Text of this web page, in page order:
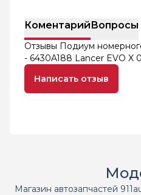
КоментарийВопросы
Отзывы Подиум
- 6430A188 Lancer EVO X
Написать отзыв
Магазин автозапчастей